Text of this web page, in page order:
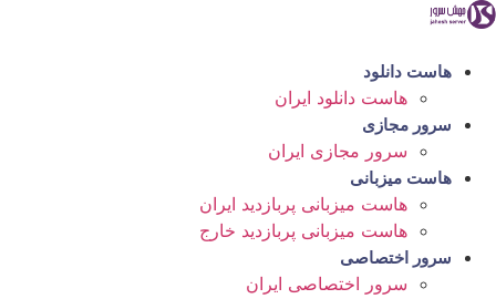
پرش
محتوا
هاست دانلود
هاست دانلود ایران
سرور مجازی
سرور مجازی ایران
هاست میزبانی
هاست میزبانی پربازدید ایران
هاست میزبانی پربازدید خارج
سرور اختصاصی
سرور اختصاصی ایران